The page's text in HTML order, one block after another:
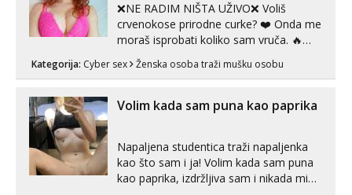
❌NE RADIM NIŠTA UŽIVO❌ Voliš
crvenokose prirodne curke? ❤️ Onda me
moraš isprobati koliko sam vruča.‎ ️‍🔥
MLADA vražica koja ima 100%
prorodne grudi, 💦 Misli su mi uvijek
U mojoj raznolikoj ponudi možeš
Kategorija: Cyber sex Ženska osoba traži mušku osobu
Volim kada sam puna kao paprika
Napaljena studentica traži napaljenka
kao što sam i ja! Volim kada sam puna
kao paprika, izdržljiva sam i nikada mi